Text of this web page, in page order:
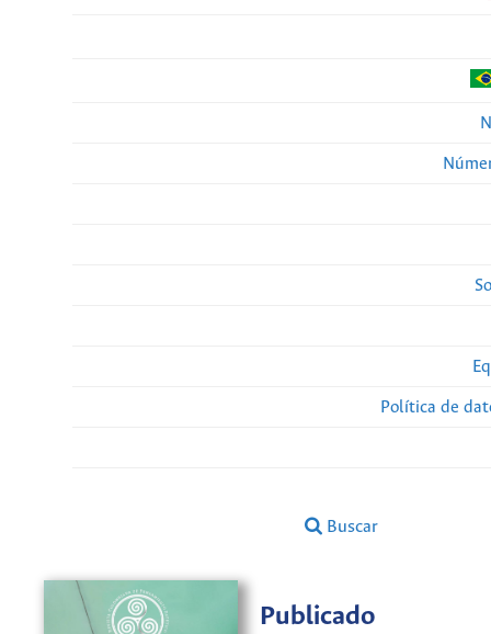
Política de
Buscar
Publicado